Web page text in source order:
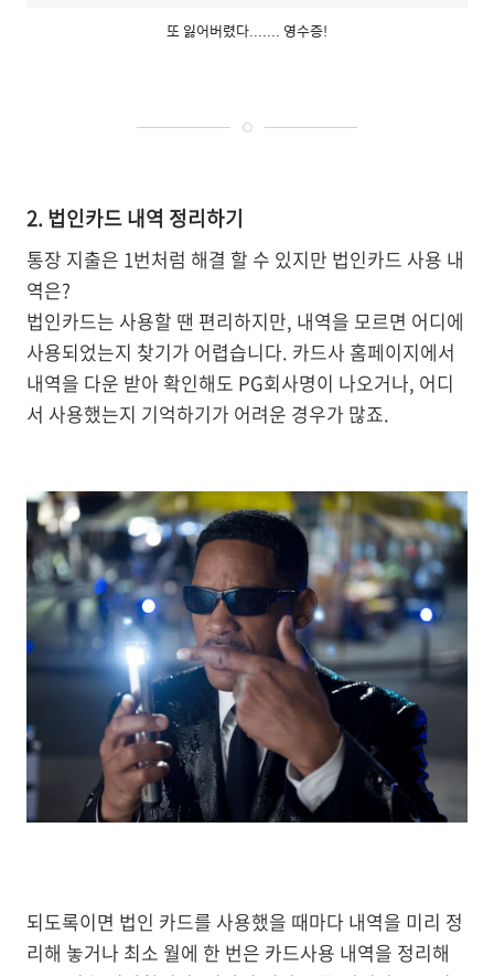
또 잃어버렸다....... 영수증!
2. 법인카드 내역 정리하기
통장 지출은 1번처럼 해결 할 수 있지만 법인카드 사용 내
역은?
법인카드는 사용할 땐 편리하지만, 내역을 모르면 어디에
사용되었는지 찾기가 어렵습니다. 카드사 홈페이지에서
내역을 다운 받아 확인해도 PG회사명이 나오거나, 어디
서 사용했는지 기억하기가 어려운 경우가 많죠.
되도록이면 법인 카드를 사용했을 때마다 내역을 미리 정
리해 놓거나 최소 월에 한 번은 카드사용 내역을 정리해